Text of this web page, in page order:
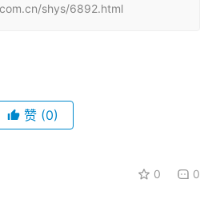
shys/6892.html
赞 (0)
0 0